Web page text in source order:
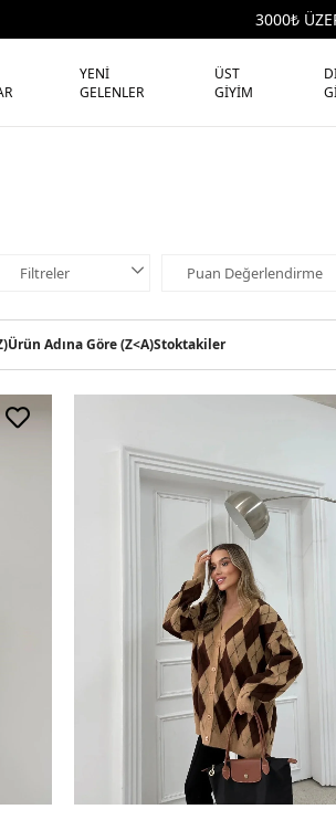
3000₺
YENİ
GELENLER
ÜST
GİYİM
Filtreler Puan Değerlendirme
Ürün Adına Göre (Z<A)Stoktakiler